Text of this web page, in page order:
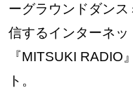
ーグラウンドダン
信するインターネ
『MITSUKI RADIO
ト。